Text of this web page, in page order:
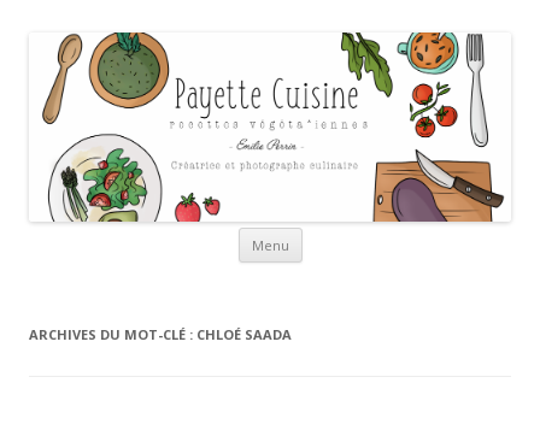
Payette cuisine
Menu Aller au contenu
ARCHIVES DU MOT-CLÉ : CHLOÉ SAADA